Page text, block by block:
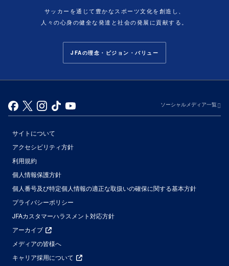
サッカーを通じて豊かなスポーツ文化を創造し、
人々の心身の健全な発達と社会の発展に貢献する。
JFAの理念・ビジョン・バリュー
ソーシャルメディア一覧
サイトについて
アクセシビリティ方針
利用規約
個人情報保護方針
個人番号及び特定個人情報の適正な取扱いの確保に関する基本方針
プライバシーポリシー
JFAカスタマーハラスメント対応方針
アーカイブ
メディアの皆様へ
キャリア採用について